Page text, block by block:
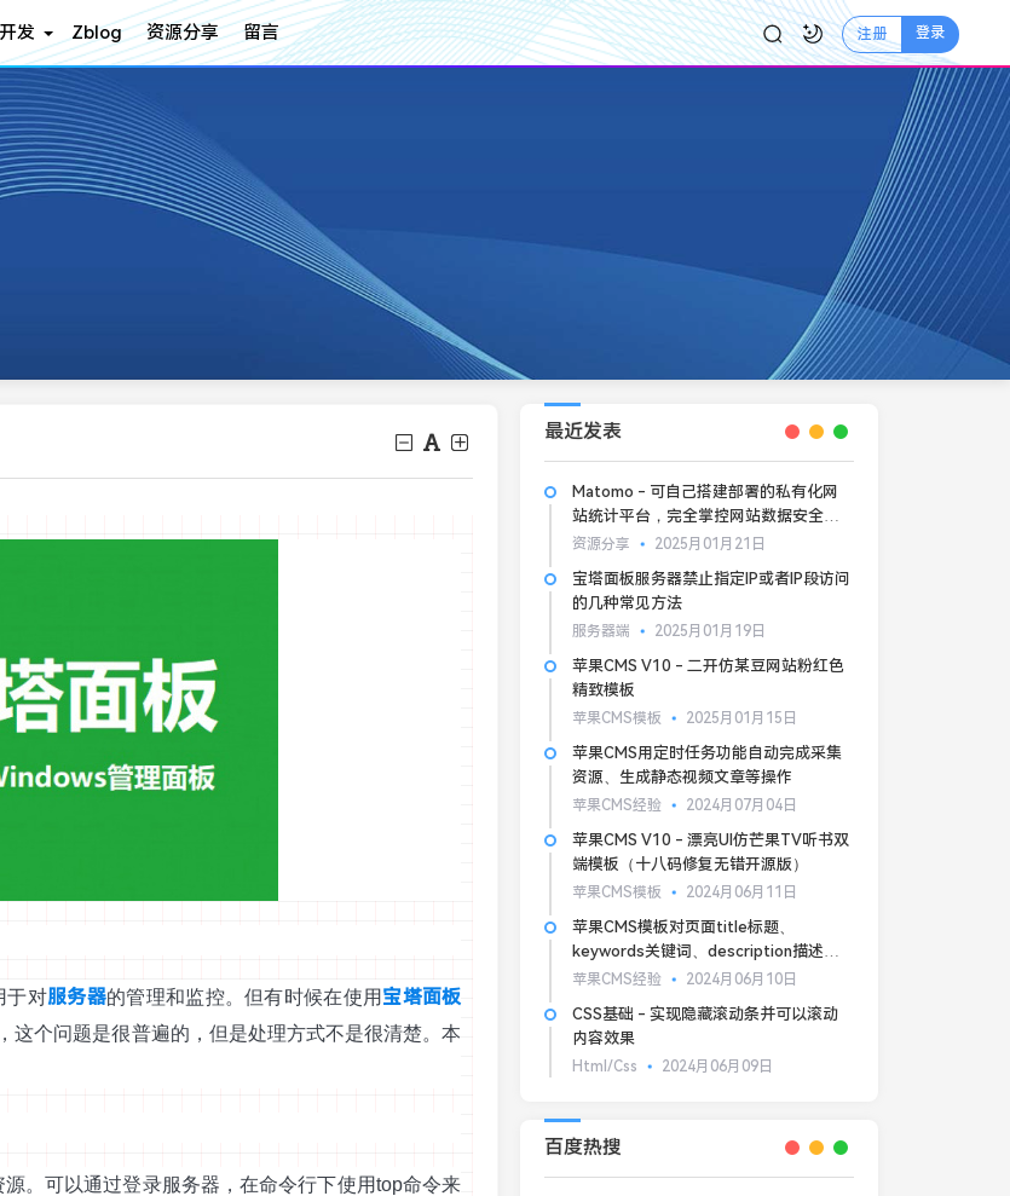
发 Zblog 资源分享 留言 注册 登录
于对服务器的管理和监控。但有时候在使用 宝塔面板
这个问题是很普遍的，但是处理方式不是很清楚。本
。可以通过登录服务器，在命令行下使用top命令来
最近发表
Matomo - 可自己搭建部署的私有化网
站统计平台，完全掌控网站数据安全和
隐私
资源分享 2025月01月21日
宝塔面板服务器禁止指定IP或者IP段访问
的几种常见方法
服务器端 2025月01月19日
苹果CMS V10 - 二开仿某豆网站粉红色
精致模板
苹果CMS模板 2025月01月15日
苹果CMS用定时任务功能自动完成采集
资源、生成静态视频文章等操作
苹果CMS经验 2024月07月04日
苹果CMS V10 - 漂亮UI仿芒果TV听书双
端模板（十八码修复无错开源版）
苹果CMS模板 2024月06月11日
苹果CMS模板对页面title标题、
keywords关键词、description描述的
基本SEO优化
苹果CMS经验 2024月06月10日
CSS基础 - 实现隐藏滚动条并可以滚动
内容效果
Html/Css 2024月06月09日
百度热搜